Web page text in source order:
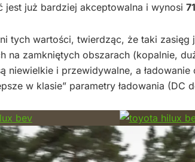
jest już bardziej akceptowalna i wynosi
tych wartości, twierdząc, że taki
na zamkniętych obszarach (kopalnie,
niewielkie i przewidywalne, a
w klasie” parametry ładowania